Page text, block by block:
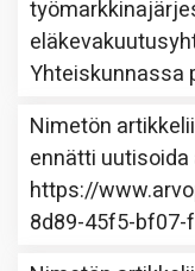
Yhteiskunnassa
Nimetön
ennätti
https://
8d89-45f5-